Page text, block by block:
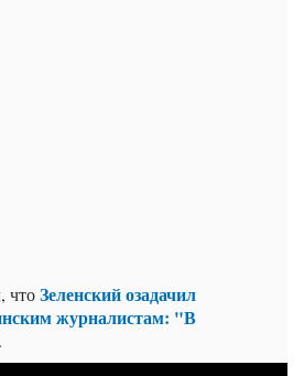
чтоЗеленский озадачил
журналистам: "В
.